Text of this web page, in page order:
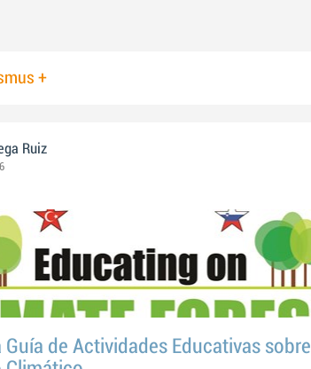
+
Ruiz
de Actividades Educativas sobre